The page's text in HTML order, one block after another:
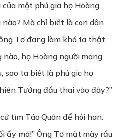
một phú gia họ Hoàng…
Mà chỉ biết là con dân
Tơ đang làm khó ta thật.
họ Hoàng người mang
sao ta biết là phú gia họ
Tướng đầu thai vào đây?”
tìm Táo Quân để hỏi han.
ấy mà!” Ông Tơ mặt mày rầu